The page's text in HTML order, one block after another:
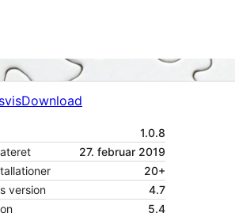
Download
1.0.8
27. februar 2019
20+
version
4.7
5.4